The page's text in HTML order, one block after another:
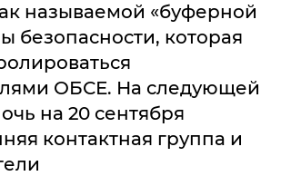
называемой «буферной
безопасности, которая
ОБСЕ. На следующей
на 20 сентября
контактная группа и